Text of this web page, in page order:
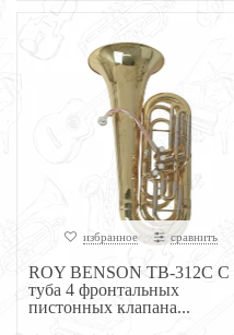
избранное сравнить
ROY BENSON TB-312C C
туба 4 фронтальных
пистонных клапана...